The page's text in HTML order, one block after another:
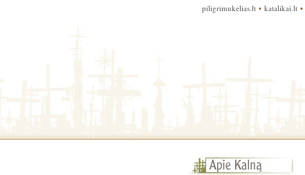
piligrimukelias.lt ▪ katalikai.lt ▪